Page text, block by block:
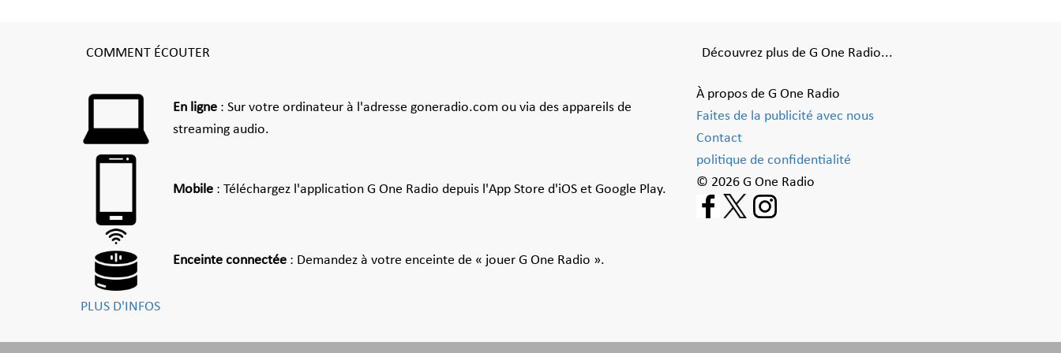
COMMENT ÉCOUTER
En ligne : Sur votre ordinateur à l'adresse goneradio.com ou via des appareils de
streaming audio.
Mobile : Téléchargez l'application G One Radio depuis l'App Store d'iOS et Google Play.
Enceinte connectée : Demandez à votre enceinte de « jouer G One Radio ».
PLUS D'INFOS
Découvrez plus de G One Radio...
À propos de G One Radio
Faites de la publicité avec nous
Contact
politique de confidentialité
© 2026 G One Radio